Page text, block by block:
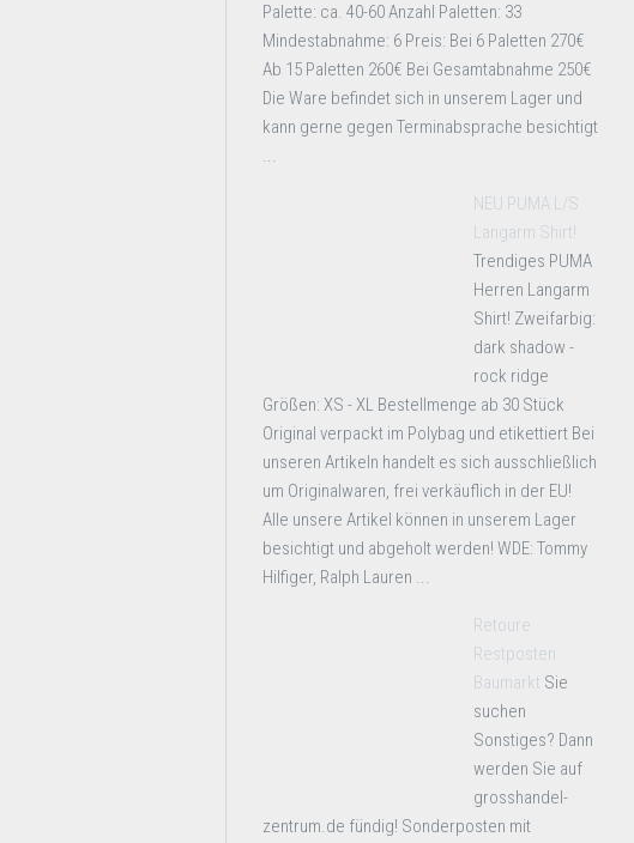
Palette: ca. 40-60 Anzahl Paletten: 33
Mindestabnahme: 6 Preis: Bei 6 Paletten 270€
Ab 15 Paletten 260€ Bei Gesamtabnahme 250€
Die Ware befindet sich in unserem Lager und
kann gerne gegen Terminabsprache besichtigt
...
NEU PUMA L/S
Langarm Shirt!
Trendiges PUMA
Herren Langarm
Shirt! Zweifarbig:
dark shadow -
rock ridge
Größen: XS - XL Bestellmenge ab 30 Stück
Original verpackt im Polybag und etikettiert Bei
unseren Artikeln handelt es sich ausschließlich
um Originalwaren, frei verkäuflich in der EU!
Alle unsere Artikel können in unserem Lager
besichtigt und abgeholt werden! WDE: Tommy
Hilfiger, Ralph Lauren ...
Retoure
Restposten
Baumarkt Sie
suchen
Sonstiges? Dann
werden Sie auf
grosshandel-
zentrum.de fündig! Sonderposten mit